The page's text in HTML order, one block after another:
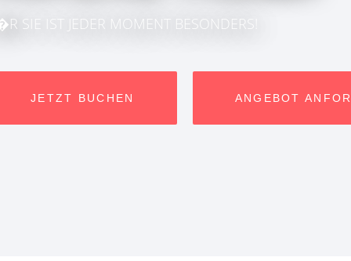
SIE IST JEDER MOMENT BESONDERS!
JETZT BUCHEN ANGEBOT